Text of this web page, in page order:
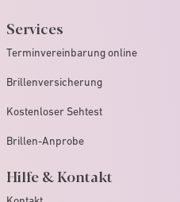
Services
Terminvereinbarung online
Brillenversicherung
Kostenloser Sehtest
Brillen-Anprobe
Hilfe & Kontakt